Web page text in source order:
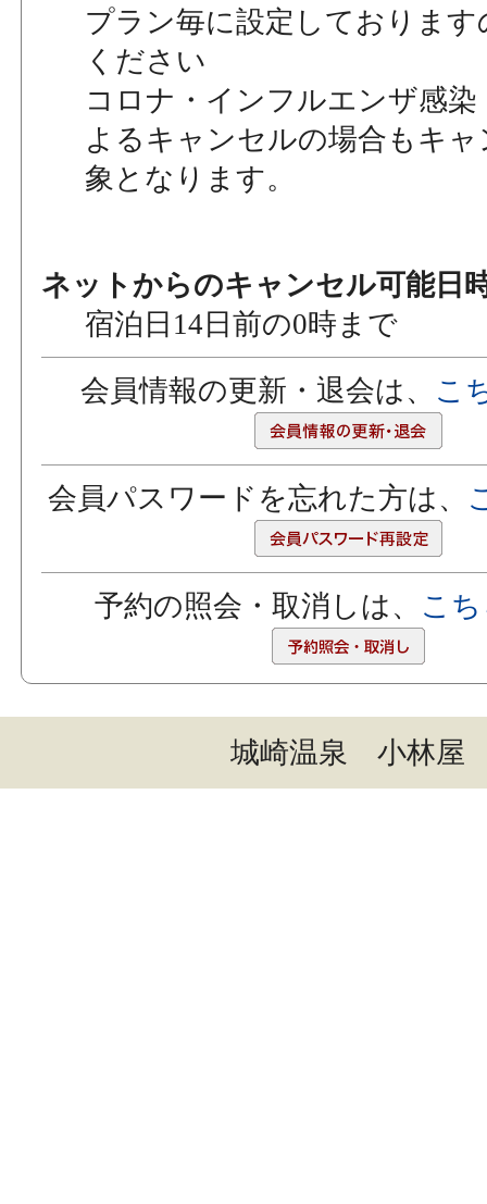
プラン毎に設定しております
ください
コロナ・インフルエンザ感染
よるキャンセルの場合もキ
象となります。
ネットからのキャンセル可能日
宿泊日14日前の0時まで
会員情報の更新・退会は、 こ
会員パスワードを忘れた方は、
予約の照会・取消しは、 こ
城崎温泉 小林屋